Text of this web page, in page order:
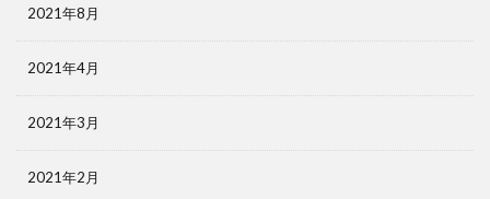
2021年8月
2021年4月
2021年3月
2021年2月